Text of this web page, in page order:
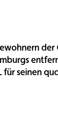
für seinen